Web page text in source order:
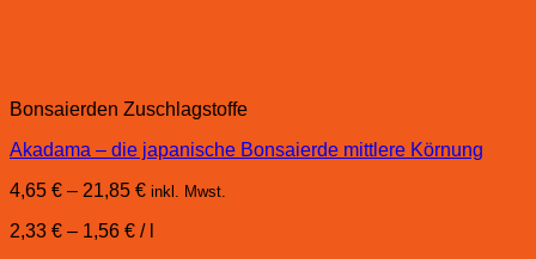
Bonsaierden Zuschlagstoffe
Akadama – die japanische Bonsaierde mittlere Körnung
4,65 € – 21,85 € inkl. Mwst.
2,33 € – 1,56 € /